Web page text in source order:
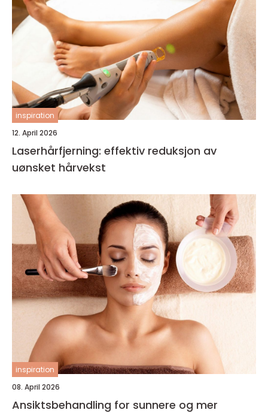
inspiration
12. April 2026
Laserhårfjerning: effektiv reduksjon av
uønsket hårvekst
inspiration
08. April 2026
Ansiktsbehandling for sunnere og mer